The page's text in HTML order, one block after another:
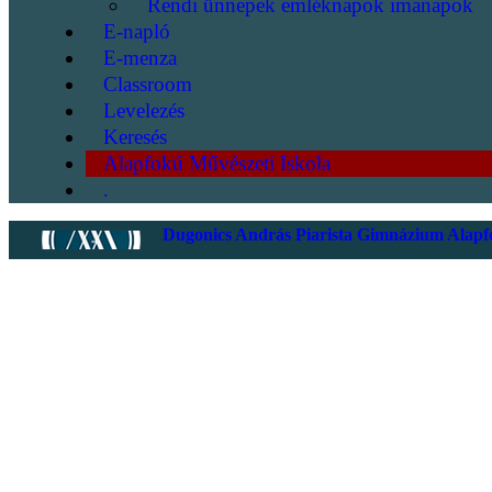
Rendi ünnepek emléknapok imanapok
E-napló
E-menza
Classroom
Levelezés
Keresés
Alapfokú Művészeti Iskola
.
Dugonics András Piarista Gimnázium